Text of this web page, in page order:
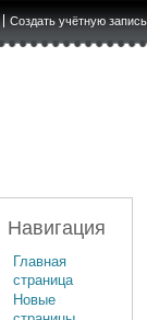
Создать учётную запись
Навигация
Главная
страница
Новые